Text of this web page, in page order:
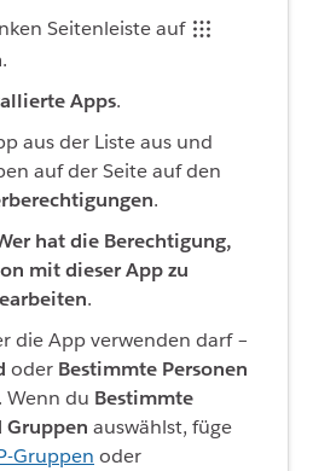
Seitenleiste auf
.
Apps.
aus der Liste aus und
auf der Seite auf den
.
hat die Berechtigung,
mit dieser App zu
.
die App verwenden darf –
oder Bestimmte Personen
. Wenn du Bestimmte
Gruppen auswählst, füge
Gruppen oder